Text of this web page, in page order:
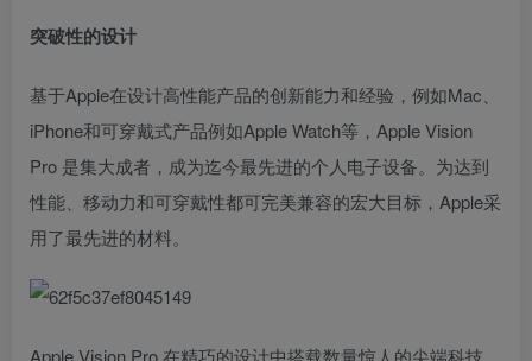
突破性的设计
基于Apple在设计高性能产品的创新能力和经验，例如Mac、
iPhone和可穿戴式产品例如Apple Watch等，Apple Vision
Pro 是集大成者，成为迄今最先进的个人电子设备。为达到
性能、移动力和可穿戴性都可完美兼容的宏大目标，Apple采
用了最先进的材料。
Apple Vision Pro 在精巧的设计中搭载数量惊人的尖端科技。